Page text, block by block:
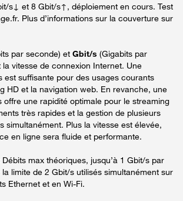
s↓ et 8 Gbit/s↑, déploiement en cours. Test
Plus d’informations sur la couverture sur
par seconde) et Gbit/s (Gigabits par
vitesse de connexion Internet. Une
est suffisante pour des usages courants
HD et la navigation web. En revanche, une
offre une rapidité optimale pour le streaming
très rapides et la gestion de plusieurs
simultanément. Plus la vitesse est élevée,
en ligne sera fluide et performante.
Débits max théoriques, jusqu’à 1 Gbit/s par
limite de 2 Gbit/s utilisés simultanément sur
Ethernet et en Wi-Fi.